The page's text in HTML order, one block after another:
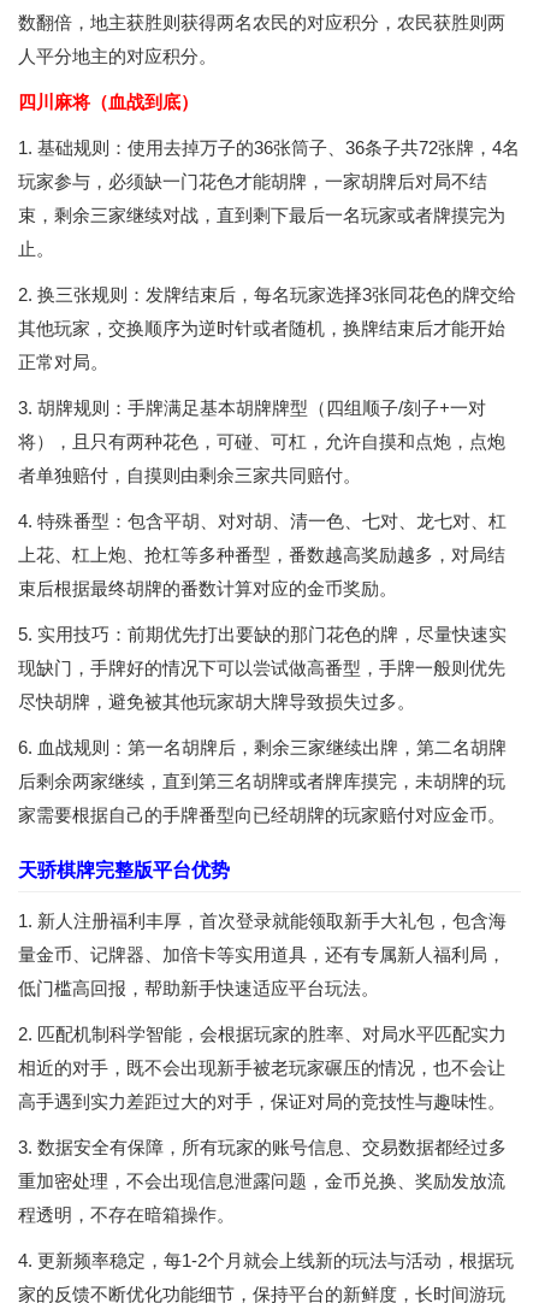
数翻倍，地主获胜则获得两名农民的对应积分，农民获胜则两
人平分地主的对应积分。
四川麻将（血战到底）
1. 基础规则：使用去掉万子的36张筒子、36条子共72张牌，4名
玩家参与，必须缺一门花色才能胡牌，一家胡牌后对局不结
束，剩余三家继续对战，直到剩下最后一名玩家或者牌摸完为
止。
2. 换三张规则：发牌结束后，每名玩家选择3张同花色的牌交给
其他玩家，交换顺序为逆时针或者随机，换牌结束后才能开始
正常对局。
3. 胡牌规则：手牌满足基本胡牌牌型（四组顺子/刻子+一对
将），且只有两种花色，可碰、可杠，允许自摸和点炮，点炮
者单独赔付，自摸则由剩余三家共同赔付。
4. 特殊番型：包含平胡、对对胡、清一色、七对、龙七对、杠
上花、杠上炮、抢杠等多种番型，番数越高奖励越多，对局结
束后根据最终胡牌的番数计算对应的金币奖励。
5. 实用技巧：前期优先打出要缺的那门花色的牌，尽量快速实
现缺门，手牌好的情况下可以尝试做高番型，手牌一般则优先
尽快胡牌，避免被其他玩家胡大牌导致损失过多。
6. 血战规则：第一名胡牌后，剩余三家继续出牌，第二名胡牌
后剩余两家继续，直到第三名胡牌或者牌库摸完，未胡牌的玩
家需要根据自己的手牌番型向已经胡牌的玩家赔付对应金币。
天骄棋牌完整版平台优势
1. 新人注册福利丰厚，首次登录就能领取新手大礼包，包含海
量金币、记牌器、加倍卡等实用道具，还有专属新人福利局，
低门槛高回报，帮助新手快速适应平台玩法。
2. 匹配机制科学智能，会根据玩家的胜率、对局水平匹配实力
相近的对手，既不会出现新手被老玩家碾压的情况，也不会让
高手遇到实力差距过大的对手，保证对局的竞技性与趣味性。
3. 数据安全有保障，所有玩家的账号信息、交易数据都经过多
重加密处理，不会出现信息泄露问题，金币兑换、奖励发放流
程透明，不存在暗箱操作。
4. 更新频率稳定，每1-2个月就会上线新的玩法与活动，根据玩
家的反馈不断优化功能细节，保持平台的新鲜度，长时间游玩